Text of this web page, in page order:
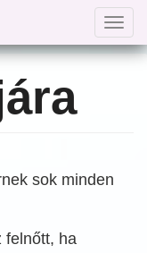
sok minden
felnőtt, ha